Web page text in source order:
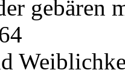
gebären